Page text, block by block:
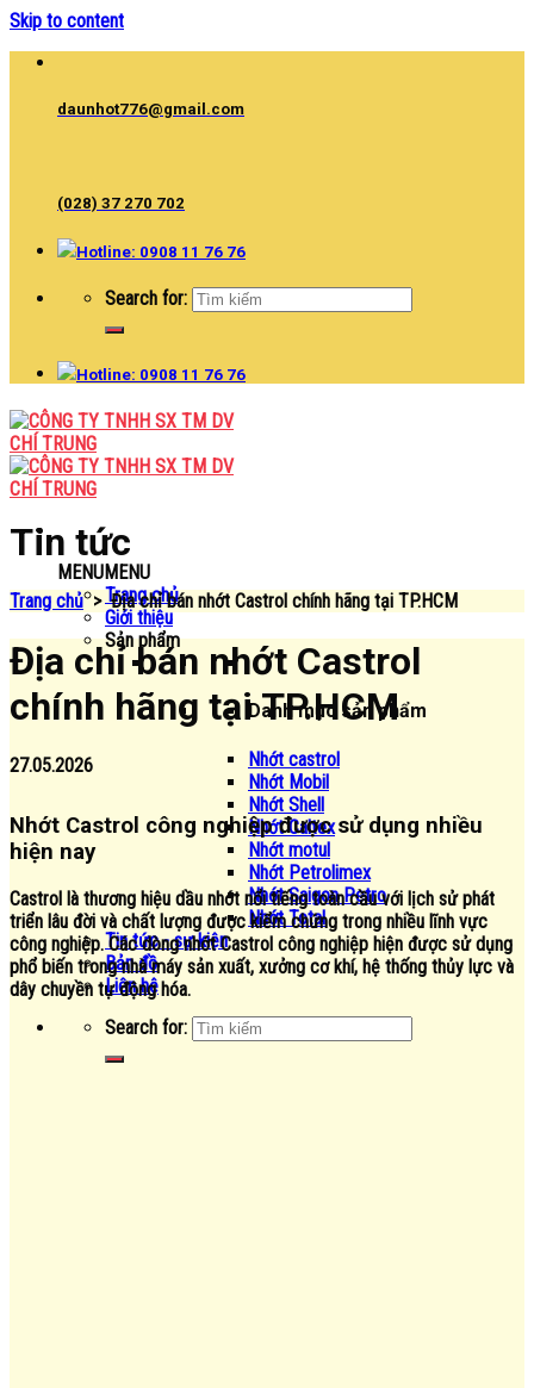
Skip to content
daunhot776@gmail.com
(028) 37 270 702
Hotline: 0908 11 76 76
Search for:
Hotline: 0908 11 76 76
MENUMENU
Trang chủ
Giới thiệu
Sản phẩm
Danh mục sản phẩm
Nhớt castrol
Nhớt Mobil
Nhớt Shell
Nhớt Caltex
Nhớt motul
Nhớt Petrolimex
Nhớt Saigon Petro
Nhớt Total
Tin tức - sự kiện
Bản đồ
Liên hệ
Search for:
Tin tức
Trang chủ > Địa chỉ bán nhớt Castrol chính hãng tại TP.HCM
Địa chỉ bán nhớt Castrol
chính hãng tại TP.HCM
27.05.2026
Nhớt Castrol công nghiệp được sử dụng nhiều
hiện nay
Castrol là thương hiệu dầu nhớt nổi tiếng toàn cầu với lịch sử phát
triển lâu đời và chất lượng được kiểm chứng trong nhiều lĩnh vực
công nghiệp. Các dòng nhớt Castrol công nghiệp hiện được sử dụng
phổ biến trong nhà máy sản xuất, xưởng cơ khí, hệ thống thủy lực và
dây chuyền tự động hóa.